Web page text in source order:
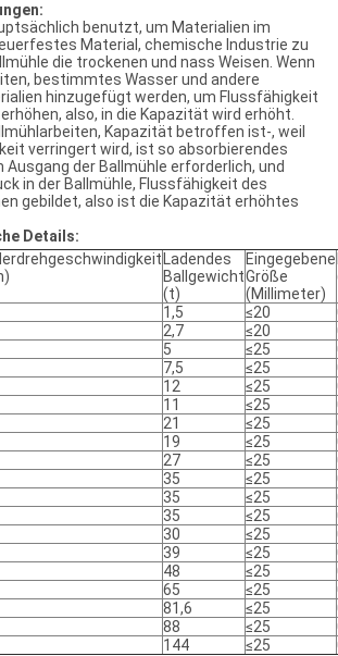
benutzt, um Materialien im
Material, chemische Industrie zu
die trockenen und nass Weisen. Wenn
bestimmtes Wasser und andere
hinzugefügt werden, um Flussfähigkeit
also, in die Kapazität wird erhöht.
Kapazität betroffen ist-, weil
verringert wird, ist so absorbierendes
Ausgang der Ballmühle erforderlich, und
in der Ballmühle, Flussfähigkeit des
gebildet, also ist die Kapazität erhöhtes
Details:
Ladendes
Ballgewicht
(t)
Eingegebene
Größe
(Millimeter)
1,5 ≤20
2,7 ≤20
5 ≤25
7,5 ≤25
12 ≤25
11 ≤25
21 ≤25
19 ≤25
27 ≤25
35 ≤25
35 ≤25
35 ≤25
30 ≤25
39 ≤25
48 ≤25
65 ≤25
81,6 ≤25
88 ≤25
144 ≤25